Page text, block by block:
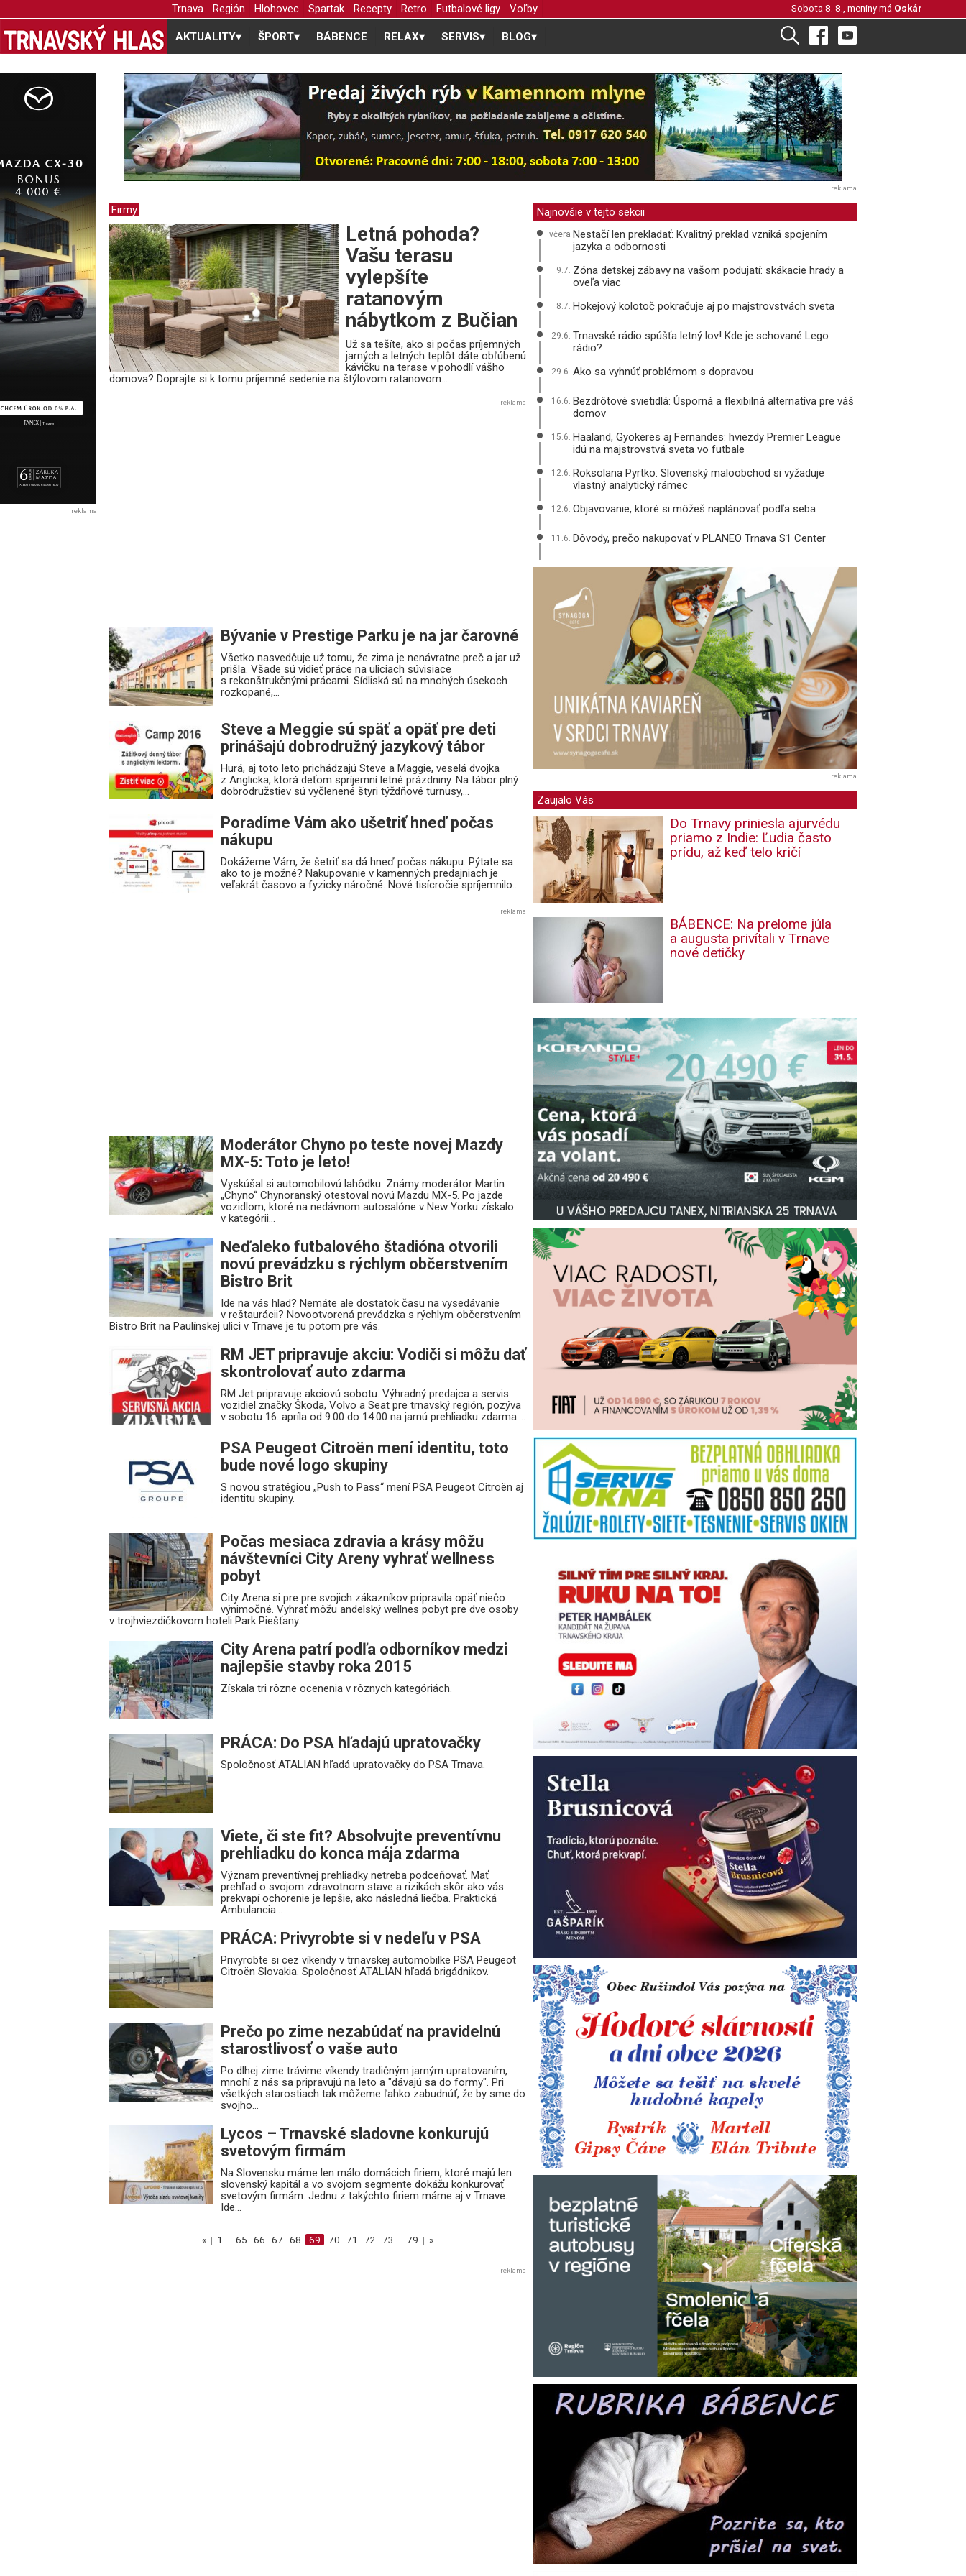
Trnava Región Hlohovec Spartak Recepty Retro Futbalové ligy Voľby Sobota 8. 8., meniny má Oskár
AKTUALITY▾ ŠPORT▾ BÁBENCE RELAX▾ SERVIS▾ BLOG▾
reklama
Firmy
Letná pohoda?
Vašu terasu
vylepšíte
ratanovým
nábytkom z Bučian
Už sa tešíte, ako si počas príjemných
jarných a letných teplôt dáte obľúbenú
kávičku na terase v pohodlí vášho
domova? Doprajte si k tomu príjemné sedenie na štýlovom ratanovom...
reklama
Bývanie v Prestige Parku je na jar čarovné
Všetko nasvedčuje už tomu, že zima je nenávratne preč a jar už
prišla. Všade sú vidieť práce na uliciach súvisiace
s rekonštrukčnými prácami. Sídliská sú na mnohých úsekoch
rozkopané,...
Steve a Meggie sú späť a opäť pre deti
prinášajú dobrodružný jazykový tábor
Hurá, aj toto leto prichádzajú Steve a Maggie, veselá dvojka
z Anglicka, ktorá deťom spríjemní letné prázdniny. Na tábor plný
dobrodružstiev sú vyčlenené štyri týždňové turnusy,...
Poradíme Vám ako ušetriť hneď počas
nákupu
Dokážeme Vám, že šetriť sa dá hneď počas nákupu. Pýtate sa
ako to je možné? Nakupovanie v kamenných predajniach je
veľakrát časovo a fyzicky náročné. Nové tisícročie spríjemnilo...
reklama
Moderátor Chyno po teste novej Mazdy
MX-5: Toto je leto!
Vyskúšal si automobilovú lahôdku. Známy moderátor Martin
„Chyno“ Chynoranský otestoval novú Mazdu MX-5. Po jazde
vozidlom, ktoré na nedávnom autosalóne v New Yorku získalo
v kategórii...
Neďaleko futbalového štadióna otvorili
novú prevádzku s rýchlym občerstvením
Bistro Brit
Ide na vás hlad? Nemáte ale dostatok času na vysedávanie
v reštaurácii? Novootvorená prevádzka s rýchlym občerstvením
Bistro Brit na Paulínskej ulici v Trnave je tu potom pre vás.
RM JET pripravuje akciu: Vodiči si môžu dať
skontrolovať auto zdarma
RM Jet pripravuje akciovú sobotu. Výhradný predajca a servis
vozidiel značky Škoda, Volvo a Seat pre trnavský región, pozýva
v sobotu 16. apríla od 9.00 do 14.00 na jarnú prehliadku zdarma....
PSA Peugeot Citroën mení identitu, toto
bude nové logo skupiny
S novou stratégiou „Push to Pass“ mení PSA Peugeot Citroën aj
identitu skupiny.
Počas mesiaca zdravia a krásy môžu
návštevníci City Areny vyhrať wellness
pobyt
City Arena si pre pre svojich zákazníkov pripravila opäť niečo
výnimočné. Vyhrať môžu andelský wellnes pobyt pre dve osoby
v trojhviezdičkovom hoteli Park Piešťany.
City Arena patrí podľa odborníkov medzi
najlepšie stavby roka 2015
Získala tri rôzne ocenenia v rôznych kategóriách.
PRÁCA: Do PSA hľadajú upratovačky
Spoločnosť ATALIAN hľadá upratovačky do PSA Trnava.
Viete, či ste fit? Absolvujte preventívnu
prehliadku do konca mája zdarma
Význam preventívnej prehliadky netreba podceňovať. Mať
prehľad o svojom zdravotnom stave a rizikách skôr ako vás
prekvapí ochorenie je lepšie, ako následná liečba. Praktická
Ambulancia...
PRÁCA: Privyrobte si v nedeľu v PSA
Privyrobte si cez víkendy v trnavskej automobilke PSA Peugeot
Citroën Slovakia. Spoločnosť ATALIAN hľadá brigádnikov.
Prečo po zime nezabúdať na pravidelnú
starostlivosť o vaše auto
Po dlhej zime trávime víkendy tradičným jarným upratovaním,
mnohí z nás sa pripravujú na leto a "dávajú sa do formy". Pri
všetkých starostiach tak môžeme ľahko zabudnúť, že by sme do
svojho...
Lycos – Trnavské sladovne konkurujú
svetovým firmám
Na Slovensku máme len málo domácich firiem, ktoré majú len
slovenský kapitál a vo svojom segmente dokážu konkurovať
svetovým firmám. Jednu z takýchto firiem máme aj v Trnave.
Ide...
« | 1 65 66 67 68 69 70 71 72 73 79 | »
reklama
Najnovšie v tejto sekcii
včera Nestačí len prekladať: Kvalitný preklad vzniká spojením
jazyka a odbornosti
9.7. Zóna detskej zábavy na vašom podujatí: skákacie hrady a
oveľa viac
8.7. Hokejový kolotoč pokračuje aj po majstrovstvách sveta
29.6. Trnavské rádio spúšťa letný lov! Kde je schované Lego
rádio?
29.6. Ako sa vyhnúť problémom s dopravou
16.6. Bezdrôtové svietidlá: Úsporná a flexibilná alternatíva pre váš
domov
15.6. Haaland, Gyökeres aj Fernandes: hviezdy Premier League
idú na majstrovstvá sveta vo futbale
12.6. Roksolana Pyrtko: Slovenský maloobchod si vyžaduje
vlastný analytický rámec
12.6. Objavovanie, ktoré si môžeš naplánovať podľa seba
11.6. Dôvody, prečo nakupovať v PLANEO Trnava S1 Center
reklama
Zaujalo Vás
Do Trnavy priniesla ajurvédu
priamo z Indie: Ľudia často
prídu, až keď telo kričí
BÁBENCE: Na prelome júla
a augusta privítali v Trnave
nové detičky
reklama